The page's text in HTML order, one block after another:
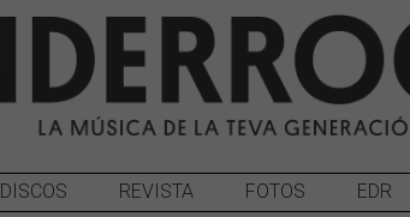
DISCOS REVISTA FOTOS EDR